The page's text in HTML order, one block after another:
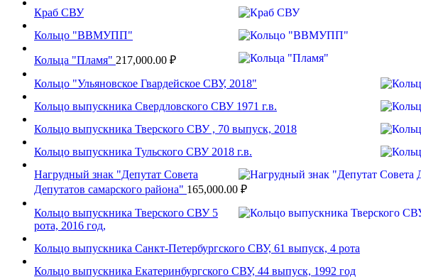
Краб СВУ
Кольцо "ВВМУПП"
Кольца "Пламя" 217,000.00 ₽
Кольцо "Ульяновское Гвардейское СВУ, 2018"
Кольцо выпускника Свердловского СВУ 1971 г.в.
Кольцо выпускника Тверского СВУ , 70 выпуск, 2018
Кольцо выпускника Тульского СВУ 2018 г.в.
Нагрудный знак "Депутат Совета
Депутатов самарского района" 165,000.00 ₽
Кольцо выпускника Тверского СВУ 5
рота, 2016 год,
Кольцо выпускника Санкт-Петербургского СВУ, 61 выпуск, 4 рота
Кольцо выпускника Екатеринбургского СВУ, 44 выпуск, 1992 год